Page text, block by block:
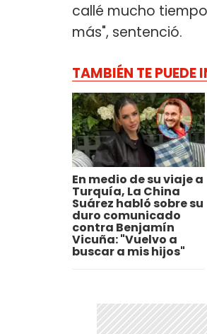
callé mucho
más", sentenció.
TAMBIÉN TE PUEDE
En medio de su viaje a
Turquía, La China
Suárez habló sobre su
duro comunicado
contra Benjamín
Vicuña: "Vuelvo a
buscar a mis hijos"